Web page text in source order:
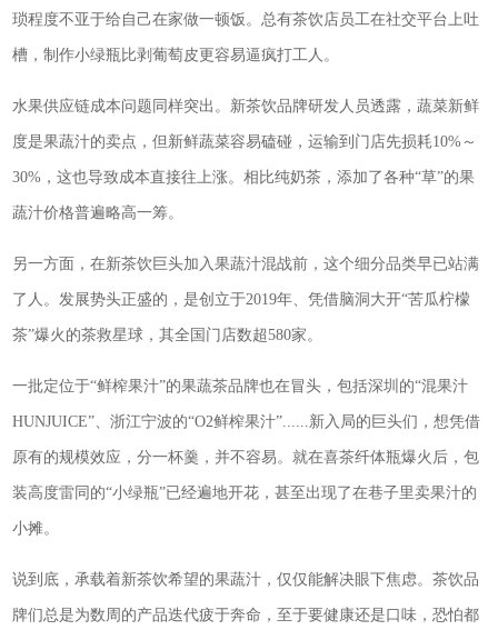
琐程度不亚于给自己在家做一顿饭。总有茶饮店员工在社交平台上吐
槽，制作小绿瓶比剥葡萄皮更容易逼疯打工人。
水果供应链成本问题同样突出。新茶饮品牌研发人员透露，蔬菜新鲜
度是果蔬汁的卖点，但新鲜蔬菜容易磕碰，运输到门店先损耗10%～
30%，这也导致成本直接往上涨。相比纯奶茶，添加了各种“草”的果
蔬汁价格普遍略高一筹。
另一方面，在新茶饮巨头加入果蔬汁混战前，这个细分品类早已站满
了人。发展势头正盛的，是创立于2019年、凭借脑洞大开“苦瓜柠檬
茶”爆火的茶救星球，其全国门店数超580家。
一批定位于“鲜榨果汁”的果蔬茶品牌也在冒头，包括深圳的“混果汁
HUNJUICE”、浙江宁波的“O2鲜榨果汁”......新入局的巨头们，想凭借
原有的规模效应，分一杯羹，并不容易。就在喜茶纤体瓶爆火后，包
装高度雷同的“小绿瓶”已经遍地开花，甚至出现了在巷子里卖果汁的
小摊。
说到底，承载着新茶饮希望的果蔬汁，仅仅能解决眼下焦虑。茶饮品
牌们总是为数周的产品迭代疲于奔命，至于要健康还是口味，恐怕都